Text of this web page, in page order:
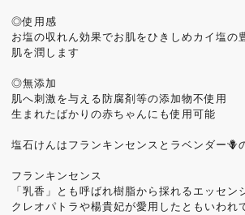
◎使用感
お塩の収れん効果でお肌をひきしめカイ塩の
肌を潤します
◎無添加
肌へ刺激を与える防腐剤等の添加物不使用
生まれたばかりの赤ちゃんにも使用可能
塩石けんはフランキンセンスとラベンダー🪻
フランキンセンス
「乳香」とも呼ばれ樹脂から採れるエッセン
クレオパトラや楊貴妃が愛用したともいわれ